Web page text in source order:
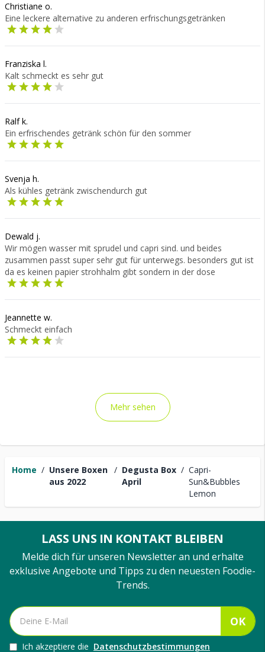
Home / Unsere Boxen
aus 2022
/ Degusta Box
April
/ Capri-
Sun&Bubbles
Lemon
Christiane o.
Eine leckere alternative zu anderen erfrischungsgetränken
Franziska l.
Kalt schmeckt es sehr gut
Ralf k.
Ein erfrischendes getränk schön für den sommer
Svenja h.
Als kühles getränk zwischendurch gut
Dewald j.
Wir mögen wasser mit sprudel und capri sind. und beides
zusammen passt super sehr gut für unterwegs. besonders gut ist
da es keinen papier strohhalm gibt sondern in der dose
Jeannette w.
Schmeckt einfach
Mehr sehen
LASS UNS IN KONTAKT BLEIBEN
Melde dich für unseren Newsletter an und erhalte
exklusive Angebote und Tipps zu den neuesten Foodie-
Trends.
OK
Ich akzeptiere die Datenschutzbestimmungen